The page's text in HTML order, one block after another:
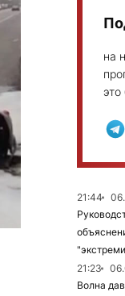
на
21:44
21:23
Волна